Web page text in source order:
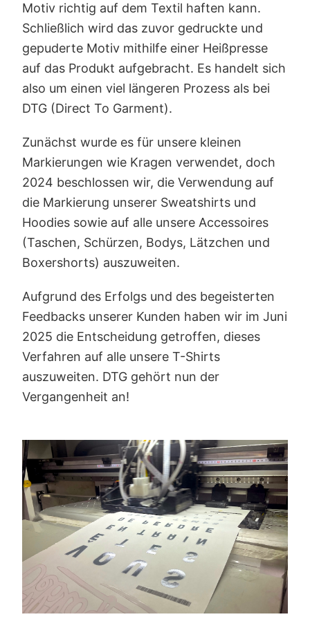
Motiv richtig auf dem Textil haften kann.
Schließlich wird das zuvor gedruckte und
gepuderte Motiv mithilfe einer Heißpresse
auf das Produkt aufgebracht. Es handelt sich
also um einen viel längeren Prozess als bei
DTG (Direct To Garment).
Zunächst wurde es für unsere kleinen
Markierungen wie Kragen verwendet, doch
2024 beschlossen wir, die Verwendung auf
die Markierung unserer Sweatshirts und
Hoodies sowie auf alle unsere Accessoires
(Taschen, Schürzen, Bodys, Lätzchen und
Boxershorts) auszuweiten.
Aufgrund des Erfolgs und des begeisterten
Feedbacks unserer Kunden haben wir im Juni
2025 die Entscheidung getroffen, dieses
Verfahren auf alle unsere T-Shirts
auszuweiten. DTG gehört nun der
Vergangenheit an!